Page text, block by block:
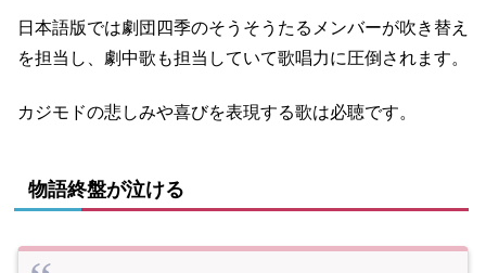
日本語版では劇団四季のそうそうたるメンバーが吹き替え
を担当し、劇中歌も担当していて歌唱力に圧倒されます。
カジモドの悲しみや喜びを表現する歌は必聴です。
物語終盤が泣ける